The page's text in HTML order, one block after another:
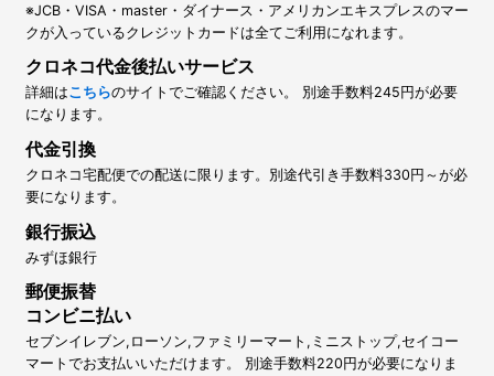
※JCB・VISA・master・ダイナース・アメリカンエキスプレスのマー
クが入っているクレジットカードは全てご利用になれます。
クロネコ代金後払いサービス
詳細はこちらのサイトでご確認ください。 別途手数料245円が必要
になります。
代金引換
クロネコ宅配便での配送に限ります。別途代引き手数料330円～が必
要になります。
銀行振込
みずほ銀行
郵便振替
コンビニ払い
セブンイレブン,ローソン,ファミリーマート,ミニストップ,セイコー
マートでお支払いいただけます。 別途手数料220円が必要になりま